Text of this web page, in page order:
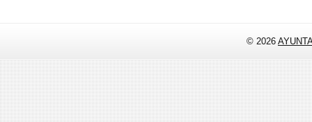
© 2026